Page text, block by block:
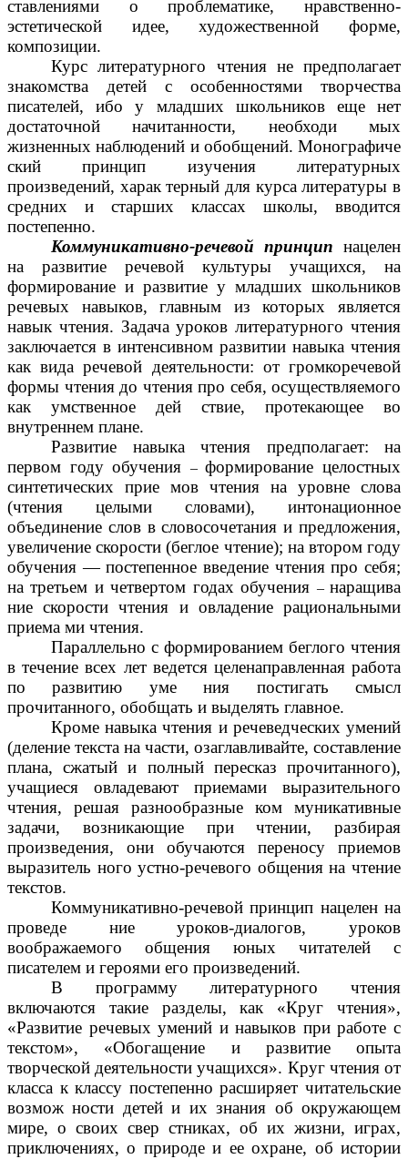
ставлениями о проблематике, нравственно-
эстетической идее, художественной форме,
композиции.
Курс литературного чтения не предполагает
знакомства детей с особенностями творчества
писателей, ибо у младших школьников еще нет
достаточной начитанности, необходи мых
жизненных наблюдений и обобщений. Монографиче
ский принцип изучения литературных
произведений, харак терный для курса литературы в
средних и старших классах школы, вводится
постепенно.
Коммуникативно-речевой принцип нацелен
на развитие речевой культуры учащихся, на
формирование и развитие у младших школьников
речевых навыков, главным из которых является
навык чтения. Задача уроков литературного чтения
заключается в интенсивном развитии навыка чтения
как вида речевой деятельности: от громкоречевой
формы чтения до чтения про себя, осуществляемого
как умственное дей ствие, протекающее во
внутреннем плане.
Развитие навыка чтения предполагает: на
первом году обучения –формирование целостных
синтетических прие мов чтения на уровне слова
(чтения целыми словами), интонационное
объединение слов в словосочетания и предложения,
увеличение скорости (беглое чтение); на втором году
обучения — постепенное введение чтения про себя;
на третьем и четвертом годах обучения –наращива
ние скорости чтения и овладение рациональными
приема ми чтения.
Параллельно с формированием беглого чтения
в течение всех лет ведется целенаправленная работа
по развитию уме ния постигать смысл
прочитанного, обобщать и выделять главное.
Кроме навыка чтения и речеведческих умений
(деление текста на части, озаглавливайте, составление
плана, сжатый и полный пересказ прочитанного),
учащиеся овладевают приемами выразительного
чтения, решая разнообразные ком муникативные
задачи, возникающие при чтении, разбирая
произведения, они обучаются переносу приемов
выразитель ного устно-речевого общения на чтение
текстов.
Коммуникативно-речевой принцип нацелен на
проведе ние уроков-диалогов, уроков
воображаемого общения юных читателей с
писателем и героями его произведений.
В программу литературного чтения
включаются такие разделы, как «Круг чтения»,
«Развитие речевых умений и навыков при работе с
текстом», «Обогащение и развитие опыта
творческой деятельности учащихся». Круг чтения от
класса к классу постепенно расширяет читательские
возмож ности детей и их знания об окружающем
мире, о своих свер стниках, об их жизни, играх,
приключениях, о природе и ее охране, об истории